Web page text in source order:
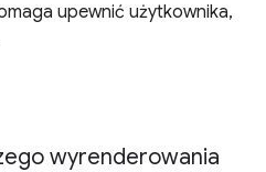
upewnić użytkownika,
wyrenderowania